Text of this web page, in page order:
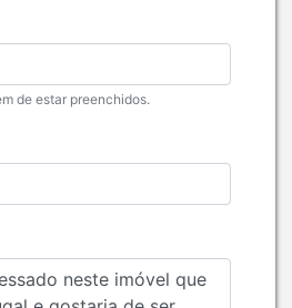
de estar preenchidos.